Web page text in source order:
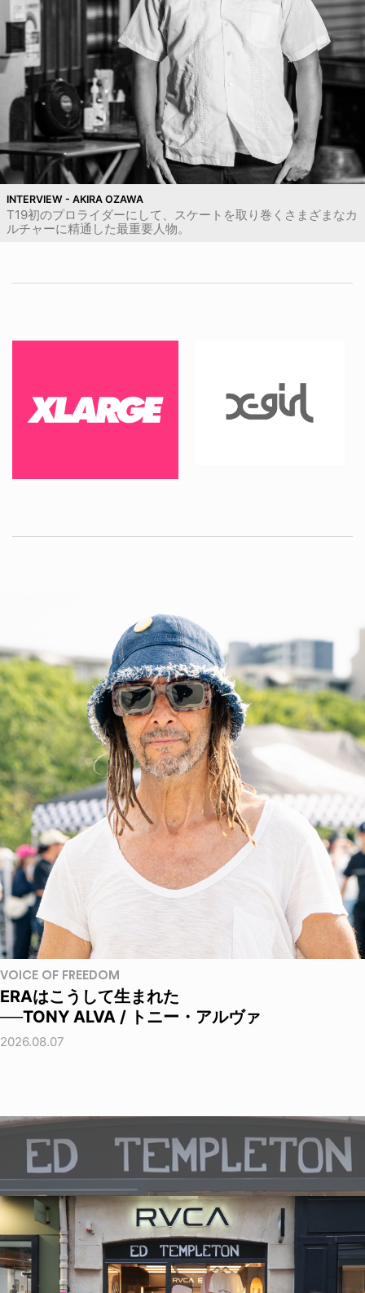
INTERVIEW - AKIRA OZAWA
T19初のプロライダーにして、スケートを取り巻くさまざまなカ
ルチャーに精通した最重要人物。
VOICE OF FREEDOM
ERAはこうして生まれた
──TONY ALVA / トニー・アルヴァ
2026.08.07